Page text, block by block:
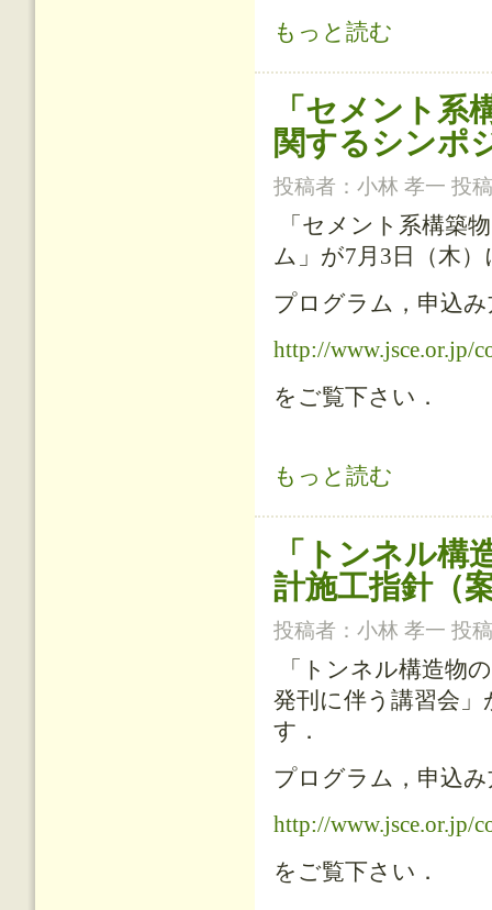
「鉄筋コンクリート設計システム
テムの構築に関する研究小委員会
もっと読む
「セメント系
関するシンポ
投稿者： 小林 孝一 投
「セメント系構築
ム」が7月3日（木
プログラム，申込
http://www.jsce.or.jp/
をご覧下さい．
「セメント系構築物と周辺地盤の
もっと読む
「トンネル構
計施工指針（
投稿者： 小林 孝一 投
「トンネル構造物
発刊に伴う講習会
す．
プログラム，申込
http://www.jsce.or.jp/
をご覧下さい．